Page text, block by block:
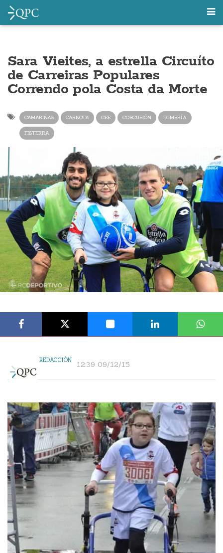
Sara Vieites, a estrella Circuíto
de Carreiras Populares
Correndo pola Costa da Morte
CAMARIÑAS CARNOTA CEE CORCUBIÓN DUMBRÍA
FISTERRA
REDACCIÓN 12:39 09/12/15